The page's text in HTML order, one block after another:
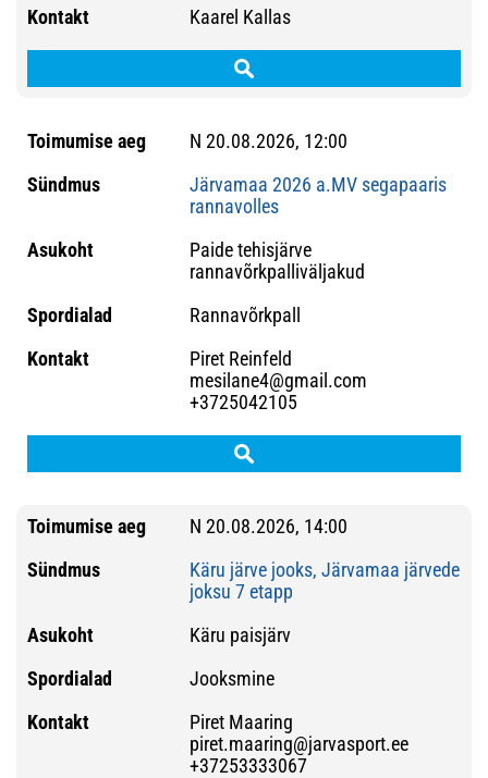
Kaarel Kallas
N 20.08.2026, 12:00
Järvamaa 2026 a.MV segapaaris
rannavolles
Paide tehisjärve
rannavõrkpalliväljakud
Rannavõrkpall
Piret Reinfeld
mesilane4@gmail.com
+3725042105
N 20.08.2026, 14:00
Käru järve jooks, Järvamaa järvede
joksu 7 etapp
Käru paisjärv
Jooksmine
Piret Maaring
piret.maaring@jarvasport.ee
+37253333067